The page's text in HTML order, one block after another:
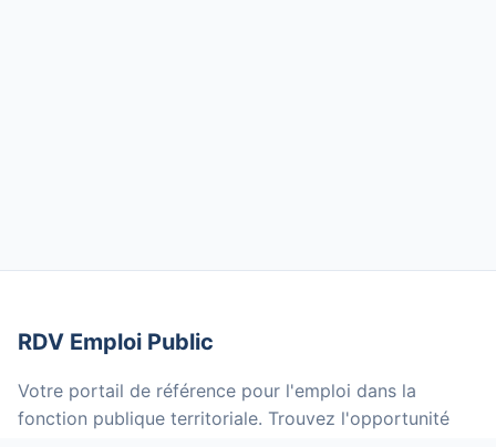
RDV Emploi Public
Votre portail de référence pour l'emploi dans la
fonction publique territoriale. Trouvez l'opportunité